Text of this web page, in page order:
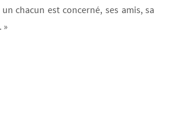
chacun est concerné, ses amis, sa
»